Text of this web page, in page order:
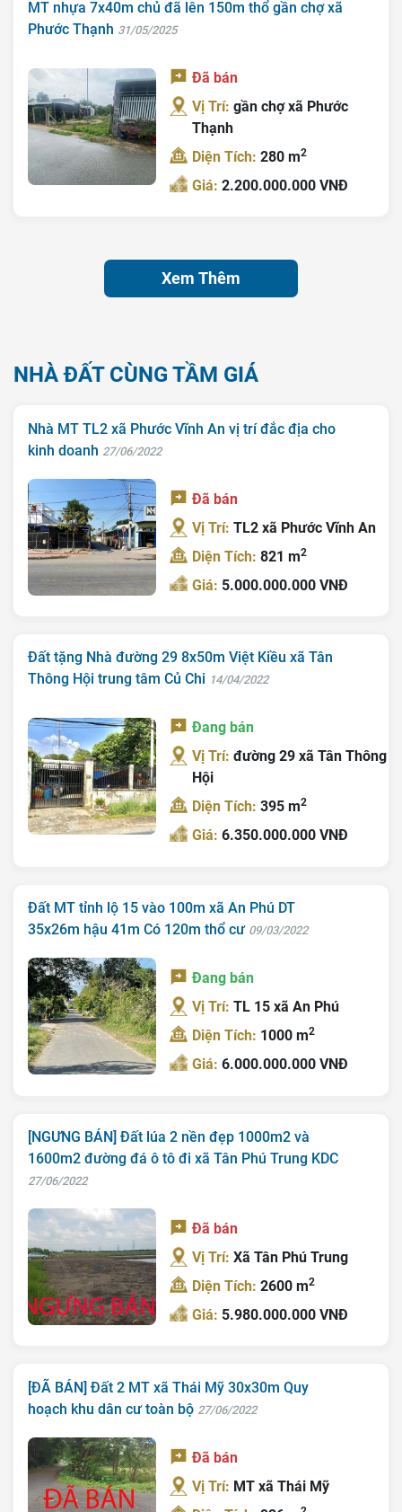
MT nhựa 7x40m chủ đã lên 150m thổ gần chợ xã
Phước Thạnh 31/05/2025
Đã bán
Vị Trí:gần chợ xã Phước
Thạnh
Diện Tích:280 m2
Giá:2.200.000.000 VNĐ
Xem Thêm
NHÀ ĐẤT CÙNG TẦM GIÁ
Nhà MT TL2 xã Phước Vĩnh An vị trí đắc địa cho
kinh doanh 27/06/2022
Đã bán
Vị Trí:TL2 xã Phước Vĩnh An
Diện Tích:821 m2
Giá: 5.000.000.000 VNĐ
Đất tặng Nhà đường 29 8x50m Việt Kiều xã Tân
Thông Hội trung tâm Củ Chi 14/04/2022
Đang bán
Vị Trí:đường 29 xã Tân Thông
Hội
Diện Tích:395 m2
Giá:6.350.000.000 VNĐ
Đất MT tỉnh lộ 15 vào 100m xã An Phú DT
35x26m hậu 41m Có 120m thổ cư 09/03/2022
Đang bán
Vị Trí:TL 15 xã An Phú
Diện Tích: 1000 m2
Giá:6.000.000.000 VNĐ
[NGƯNG BÁN] Đất lúa 2 nền đẹp 1000m2 và
1600m2 đường đá ô tô đi xã Tân Phú Trung KDC
27/06/2022
Đã bán
Vị Trí:Xã Tân Phú Trung
Diện Tích:2600 m2
Giá: 5.980.000.000 VNĐ
[ĐÃ BÁN] Đất 2 MT xã Thái Mỹ 30x30m Quy
hoạch khu dân cư toàn bộ 27/06/2022
Đã bán
Vị Trí: MT xã Thái Mỹ